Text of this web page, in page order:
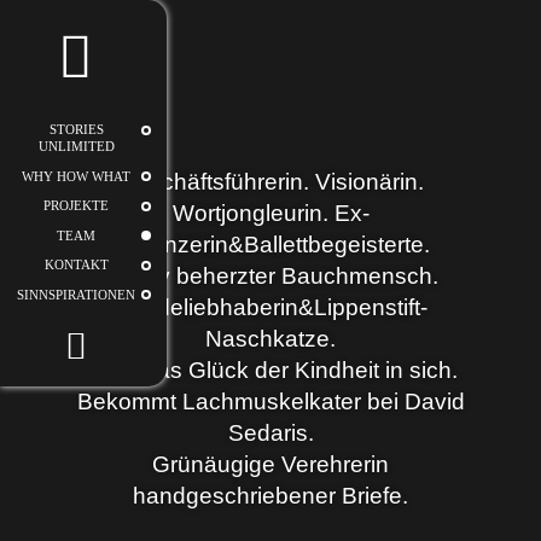
UNLIMITED
STORIES
UNLIMITED
WHY HOW WHAT
PROJEKTE
TEAM
KONTAKT
SINNSPIRATIONEN
Geschäftsführerin. Visionärin.
Wortjongleurin. Ex-
Eistänzerin&Ballettbegeisterte.
Intuitiv beherzter Bauchmensch.
Hundeliebhaberin&Lippenstift-
Naschkatze.
Trägt das Glück der Kindheit in sich.
Bekommt Lachmuskelkater bei David
Sedaris.
Grünäugige Verehrerin
handgeschriebener Briefe.